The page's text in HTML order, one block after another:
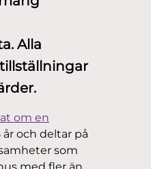
Alla
om en
år och deltar på
som
med fler än